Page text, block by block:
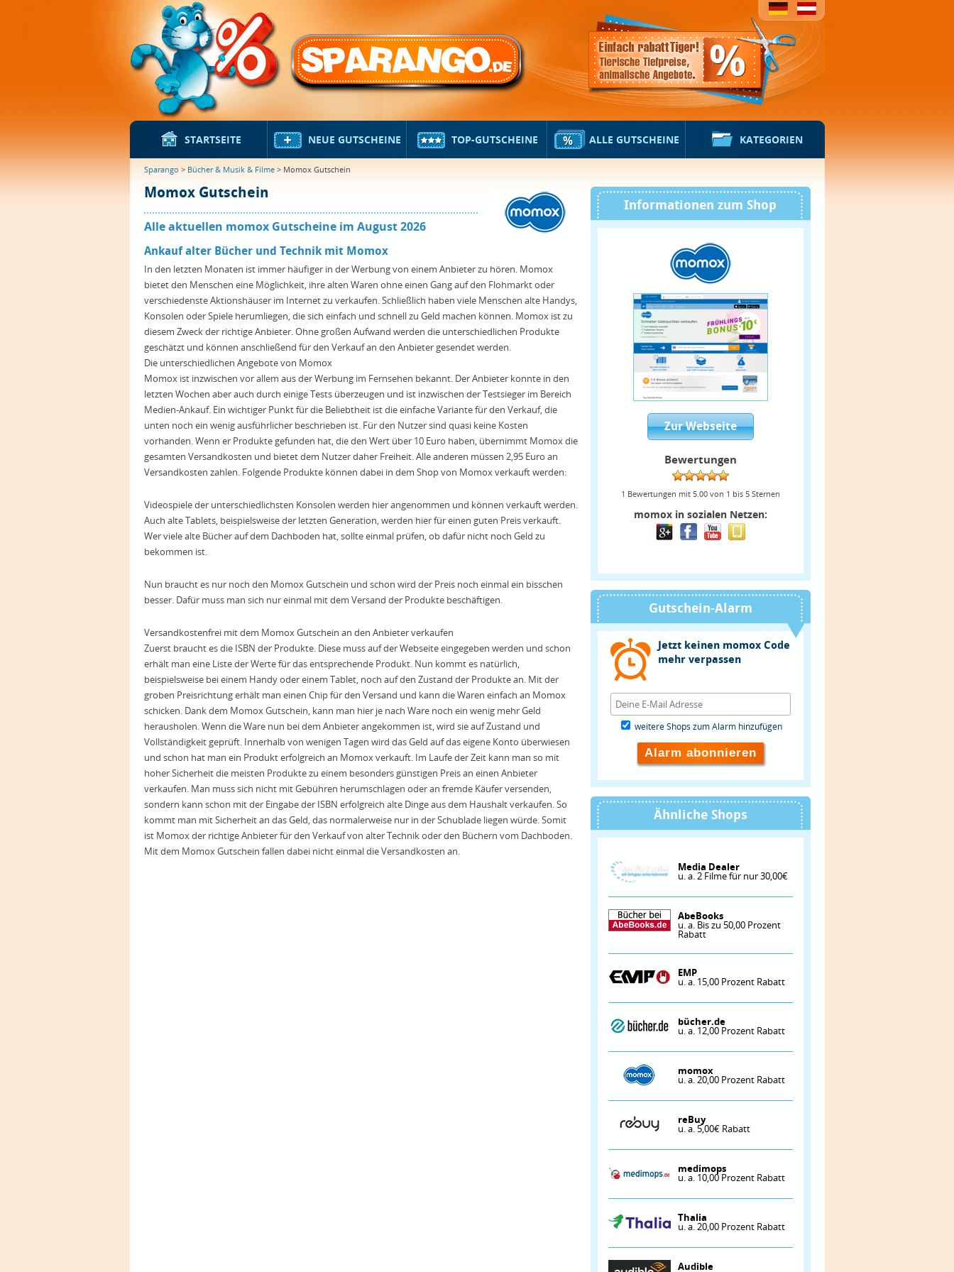
STARTSEITE NEUE GUTSCHEINE TOP-GUTSCHEINE ALLE GUTSCHEINE KATEGORIEN
Sparango > Bücher & Musik & Filme> Momox Gutschein
Momox Gutschein
Alle aktuellen momox Gutscheine im August 2026
Ankauf alter Bücher und Technik mit Momox
In den letzten Monaten ist immer häufiger in der Werbung von einem Anbieter zu hören. Momox
bietet den Menschen eine Möglichkeit, ihre alten Waren ohne einen Gang auf den Flohmarkt oder
verschiedenste Aktionshäuser im Internet zu verkaufen. Schließlich haben viele Menschen alte Handys,
Konsolen oder Spiele herumliegen, die sich einfach und schnell zu Geld machen können. Momox ist zu
diesem Zweck der richtige Anbieter. Ohne großen Aufwand werden die unterschiedlichen Produkte
geschätzt und können anschließend für den Verkauf an den Anbieter gesendet werden.
Die unterschiedlichen Angebote von Momox
Momox ist inzwischen vor allem aus der Werbung im Fernsehen bekannt. Der Anbieter konnte in den
letzten Wochen aber auch durch einige Tests überzeugen und ist inzwischen der Testsieger im Bereich
Medien-Ankauf. Ein wichtiger Punkt für die Beliebtheit ist die einfache Variante für den Verkauf, die
unten noch ein wenig ausführlicher beschrieben ist. Für den Nutzer sind quasi keine Kosten
vorhanden. Wenn er Produkte gefunden hat, die den Wert über 10 Euro haben, übernimmt Momox die
gesamten Versandkosten und bietet dem Nutzer daher Freiheit. Alle anderen müssen 2,95 Euro an
Versandkosten zahlen. Folgende Produkte können dabei in dem Shop von Momox verkauft werden:
Videospiele der unterschiedlichsten Konsolen werden hier angenommen und können verkauft werden.
Auch alte Tablets, beispielsweise der letzten Generation, werden hier für einen guten Preis verkauft.
Wer viele alte Bücher auf dem Dachboden hat, sollte einmal prüfen, ob dafür nicht noch Geld zu
bekommen ist.
Nun braucht es nur noch den Momox Gutschein und schon wird der Preis noch einmal ein bisschen
besser. Dafür muss man sich nur einmal mit dem Versand der Produkte beschäftigen.
Versandkostenfrei mit dem Momox Gutschein an den Anbieter verkaufen
Zuerst braucht es die ISBN der Produkte. Diese muss auf der Webseite eingegeben werden und schon
erhält man eine Liste der Werte für das entsprechende Produkt. Nun kommt es natürlich,
beispielsweise bei einem Handy oder einem Tablet, noch auf den Zustand der Produkte an. Mit der
groben Preisrichtung erhält man einen Chip für den Versand und kann die Waren einfach an Momox
schicken. Dank dem Momox Gutschein, kann man hier je nach Ware noch ein wenig mehr Geld
herausholen. Wenn die Ware nun bei dem Anbieter angekommen ist, wird sie auf Zustand und
Vollständigkeit geprüft. Innerhalb von wenigen Tagen wird das Geld auf das eigene Konto überwiesen
und schon hat man ein Produkt erfolgreich an Momox verkauft. Im Laufe der Zeit kann man so mit
hoher Sicherheit die meisten Produkte zu einem besonders günstigen Preis an einen Anbieter
verkaufen. Man muss sich nicht mit Gebühren herumschlagen oder an fremde Käufer versenden,
sondern kann schon mit der Eingabe der ISBN erfolgreich alte Dinge aus dem Haushalt verkaufen. So
kommt man mit Sicherheit an das Geld, das normalerweise nur in der Schublade liegen würde. Somit
ist Momox der richtige Anbieter für den Verkauf von alter Technik oder den Büchern vom Dachboden.
Mit dem Momox Gutschein fallen dabei nicht einmal die Versandkosten an.
Informationen zum Shop
Zur Webseite
Bewertungen
1 Bewertungen mit 5.00von 1 bis 5Sternen
momox in sozialen Netzen:
Gutschein-Alarm
Jetzt keinen momox Code
mehr verpassen
weitere Shops zum Alarm hinzufügen
Alarm abonnieren
Ähnliche Shops
Media Dealer
u. a. 2 Filme für nur 30,00€
AbeBooks
u. a. Bis zu 50,00 Prozent
Rabatt
EMP
u. a. 15,00 Prozent Rabatt
bücher.de
u. a. 12,00 Prozent Rabatt
momox
u. a. 20,00 Prozent Rabatt
reBuy
u. a. 5,00€ Rabatt
medimops
u. a. 10,00 Prozent Rabatt
Thalia
u. a. 20,00 Prozent Rabatt
Audible